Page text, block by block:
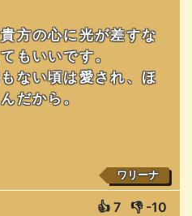
方の心に光が差すな
もいいです。
ない頃は愛され、ほ
だから。
ワリーナ
👍 7 👎 -10